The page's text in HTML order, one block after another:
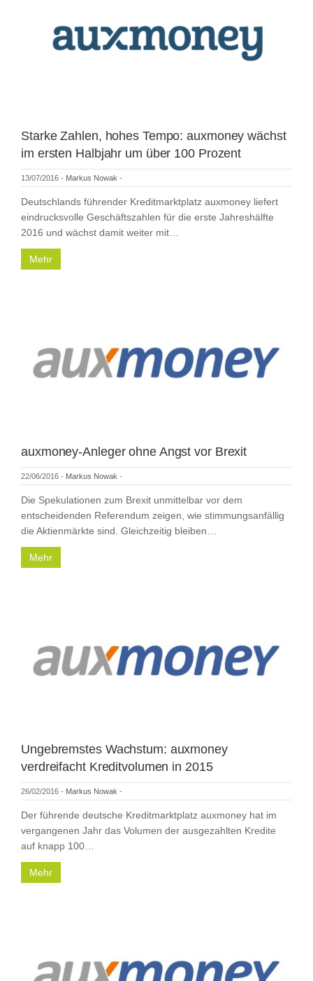
Starke Zahlen, hohes Tempo: auxmoney wächst
im ersten Halbjahr um über 100 Prozent
13/07/2016 - Markus Nowak -
Deutschlands führender Kreditmarktplatz auxmoney liefert
eindrucksvolle Geschäftszahlen für die erste Jahreshälfte
2016 und wächst damit weiter mit…
Mehr
auxmoney-Anleger ohne Angst vor Brexit
22/06/2016 - Markus Nowak -
Die Spekulationen zum Brexit unmittelbar vor dem
entscheidenden Referendum zeigen, wie stimmungsanfällig
die Aktienmärkte sind. Gleichzeitig bleiben…
Mehr
Ungebremstes Wachstum: auxmoney
verdreifacht Kreditvolumen in 2015
26/02/2016 - Markus Nowak -
Der führende deutsche Kreditmarktplatz auxmoney hat im
vergangenen Jahr das Volumen der ausgezahlten Kredite
auf knapp 100…
Mehr